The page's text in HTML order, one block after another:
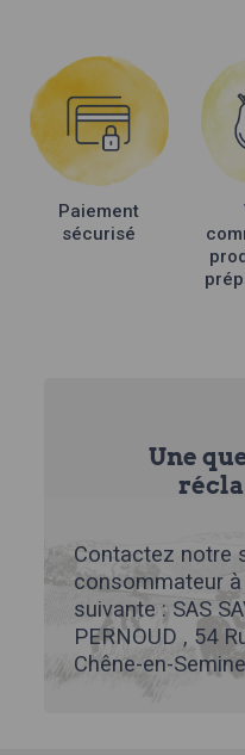
Paiement
sécurisé
Une
Contactez notre
consommateur
suivante : SAS
PERNOUD , 54
Chêne-en-Semine